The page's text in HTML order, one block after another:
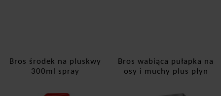
Bros środek na pluskwy
300ml spray
Bros wabiąca pułapka na
osy i muchy plus płyn